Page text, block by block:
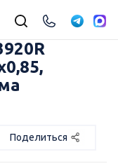
Поделиться